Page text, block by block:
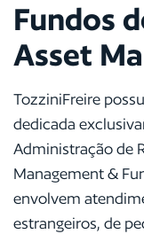
Fundos
Asset
TozziniFreire
dedicada
Administração de
Management &
envolvem
estrangeiros, de